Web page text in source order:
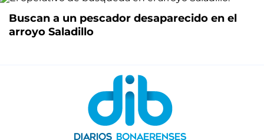
Buscan a un pescador desaparecido en el
arroyo Saladillo